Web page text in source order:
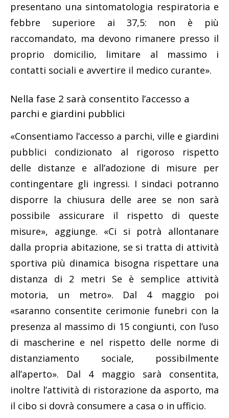
presentano una sintomatologia respiratoria e
febbre superiore ai 37,5: non è più
raccomandato, ma devono rimanere presso il
proprio domicilio, limitare al massimo i
contatti sociali e avvertire il medico curante».
Nella fase 2 sarà consentito l’accesso a
parchi e giardini pubblici
«Consentiamo l’accesso a parchi, ville e giardini
pubblici condizionato al rigoroso rispetto
delle distanze e all’adozione di misure per
contingentare gli ingressi. I sindaci potranno
disporre la chiusura delle aree se non sarà
possibile assicurare il rispetto di queste
misure», aggiunge. «Ci si potrà allontanare
dalla propria abitazione, se si tratta di attività
sportiva più dinamica bisogna rispettare una
distanza di 2 metri Se è semplice attività
motoria, un metro». Dal 4 maggio poi
«saranno consentite cerimonie funebri con la
presenza al massimo di 15 congiunti, con l’uso
di mascherine e nel rispetto delle norme di
distanziamento sociale, possibilmente
all’aperto». Dal 4 maggio sarà consentita,
inoltre l’attività di ristorazione da asporto, ma
il cibo si dovrà consumere a casa o in ufficio.